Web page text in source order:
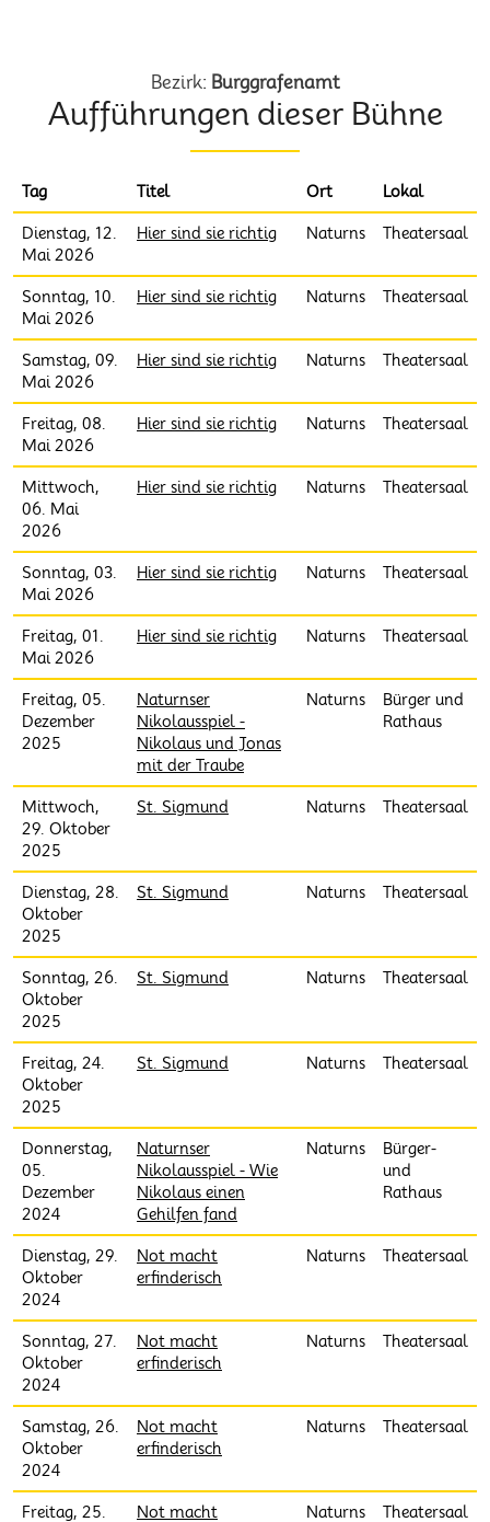
Bezirk: Burggrafenamt
Aufführungen dieser Bühne
Tag Titel Ort Lokal
Dienstag, 12.
Mai 2026
Hier sind sie richtig Naturns Theatersaal
Sonntag, 10.
Mai 2026
Hier sind sie richtig Naturns Theatersaal
Samstag, 09.
Mai 2026
Hier sind sie richtig Naturns Theatersaal
Freitag, 08.
Mai 2026
Hier sind sie richtig Naturns Theatersaal
Mittwoch,
06. Mai
2026
Hier sind sie richtig Naturns Theatersaal
Sonntag, 03.
Mai 2026
Hier sind sie richtig Naturns Theatersaal
Freitag, 01.
Mai 2026
Hier sind sie richtig Naturns Theatersaal
Freitag, 05.
Dezember
2025
Naturnser
Nikolausspiel -
Nikolaus und Jonas
mit der Traube
Naturns
Bürger und
Rathaus
Mittwoch,
29. Oktober
2025
St. Sigmund Naturns Theatersaal
Dienstag, 28.
Oktober
2025
St. Sigmund Naturns Theatersaal
Sonntag, 26.
Oktober
2025
St. Sigmund Naturns Theatersaal
Freitag, 24.
Oktober
2025
St. Sigmund Naturns Theatersaal
Donnerstag,
05.
Dezember
2024
Naturnser
Nikolausspiel - Wie
Nikolaus einen
Gehilfen fand
Naturns
Bürger-
und
Rathaus
Dienstag, 29.
Oktober
2024
Not macht
erfinderisch
Naturns Theatersaal
Sonntag, 27.
Oktober
2024
Not macht
erfinderisch
Naturns Theatersaal
Samstag, 26.
Oktober
2024
Not macht
erfinderisch
Naturns Theatersaal
Freitag, 25.
Not macht
Naturns Theatersaal